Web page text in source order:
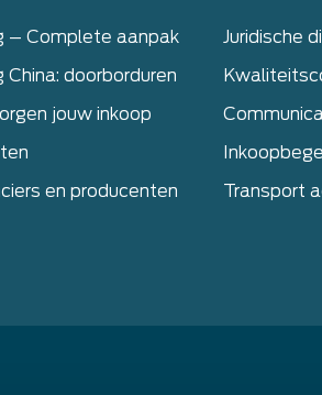
– Complete aanpak
China: doorborduren
jouw inkoop
en producenten
Juridische
Transport